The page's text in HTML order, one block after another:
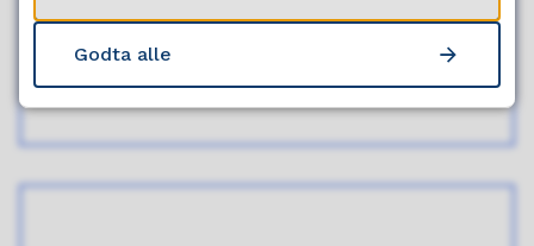
Telefon
93 29 48 04
Mobil
Godta alle